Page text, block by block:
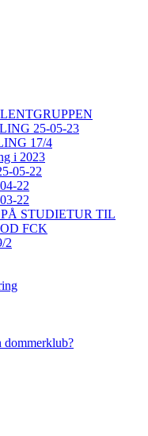
25-05-23
17/4
i 2023
05-22
22
22
STUDIETUR TIL
FCK
2